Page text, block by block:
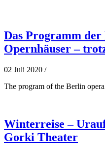
Das Programm
Opernhäuser –
02 Juli 2020 /
The program of the Berlin
Winterreise –
Gorki Theater